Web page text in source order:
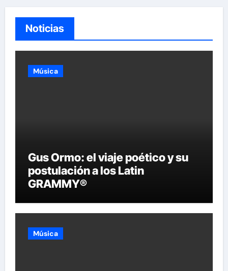
Noticias
Música
Gus Ormo: el viaje poético y su
postulación a los Latin
GRAMMY®
Música